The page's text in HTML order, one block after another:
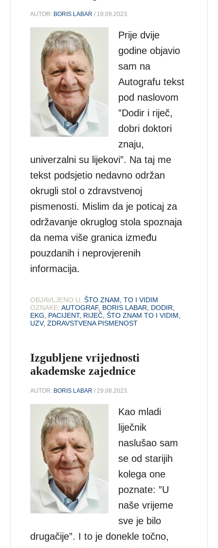
AUTOR: BORIS LABAR / 19.09.2023.
Prije dvije
godine objavio
sam na
Autografu tekst
pod naslovom
”Dodir i riječ,
dobri doktori
znaju,
univerzalni su lijekovi”. Na taj me
tekst podsjetio nedavno održan
okrugli stol o zdravstvenoj
pismenosti. Mislim da je poticaj za
održavanje okruglog stola spoznaja
da nema više granica između
pouzdanih i neprovjerenih
informacija.
OBJAVLJENO U: ŠTO ZNAM, TO I VIDIM
OZNAKE: AUTOGRAF, BORIS LABAR DODIR
EKG
PACIJENT, RIJEČ ,ŠTO ZNAM TO I VIDIM
UZV,ZDRAVSTVENA PISMENOST
Izgubljene vrijednosti
akademske zajednice
AUTOR: BORIS LABAR / 29.08.2023.
Kao mladi
liječnik
naslušao sam
se od starijih
kolega one
poznate: ”U
naše vrijeme
sve je bilo
drugačije”. I to je donekle točno,